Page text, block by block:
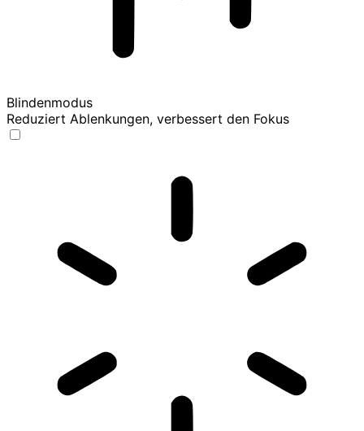
Blindenmodus
Reduziert Ablenkungen, verbessert den Fokus